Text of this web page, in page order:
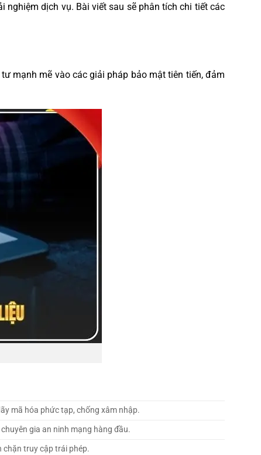
dịch vụ. Bài viết sau sẽ phân tích chi tiết các
mạnh mẽ vào các giải pháp bảo mật tiên tiến, đảm
mã hóa phức tạp, chống xâm nhập.
gia an ninh mạng hàng đầu.
chặn truy cập trái phép.